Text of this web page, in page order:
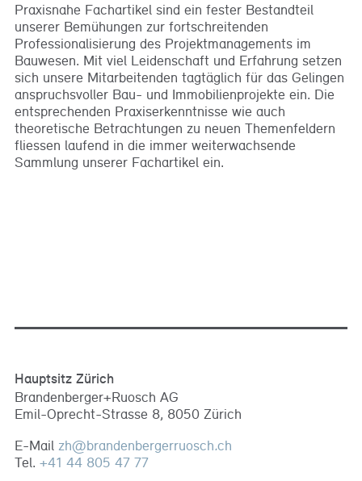
Praxisnahe Fachartikel sind ein fester Bestandteil
unserer Bemühungen zur fortschreitenden
Professionalisierung des Projektmanagements im
Bauwesen. Mit viel Leidenschaft und Erfahrung setzen
sich unsere Mitarbeitenden tagtäglich für das Gelingen
anspruchsvoller Bau- und Immobilienprojekte ein. Die
entsprechenden Praxiserkenntnisse wie auch
theoretische Betrachtungen zu neuen Themenfeldern
fliessen laufend in die immer weiterwachsende
Sammlung unserer Fachartikel ein.
Hauptsitz Zürich
Brandenberger+Ruosch AG
Emil-Oprecht-Strasse 8, 8050 Zürich
E-Mail zh@brandenbergerruosch.ch
Tel. +41 44 805 47 77